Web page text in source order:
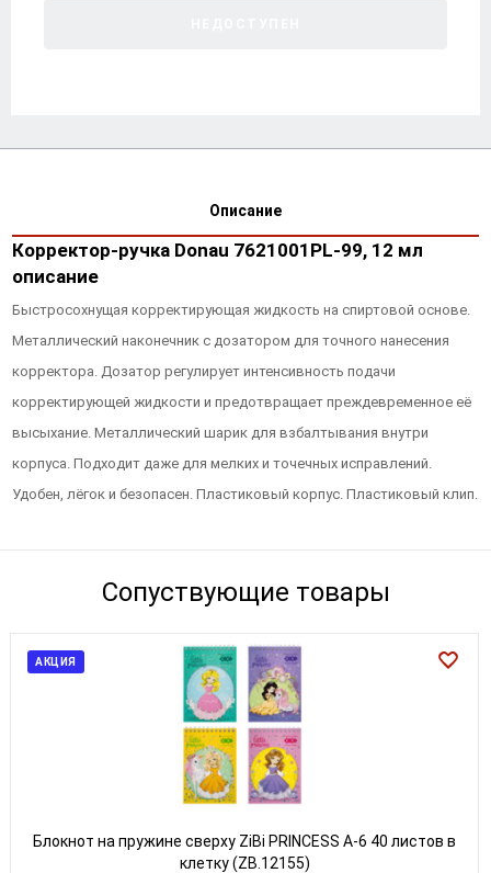
Описание
Корректор-ручка Donau 7621001PL-99, 12 мл
описание
Быстросохнущая корректирующая жидкость на спиртовой основе.
Металлический наконечник с дозатором для точного нанесения
корректора. Дозатор регулирует интенсивность подачи
корректирующей жидкости и предотвращает преждевременное её
высыхание. Металлический шарик для взбалтывания внутри
корпуса. Подходит даже для мелких и точечных исправлений.
Удобен, лёгок и безопасен. Пластиковый корпус. Пластиковый клип.
Сопуствующие товары
АКЦИЯ
Блокнот на пружине сверху ZiBi PRINCESS А-6 40 листов в
клетку (ZB.12155)